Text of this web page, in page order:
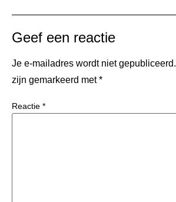
Geef een reactie
Je e-mailadres wordt niet gepubliceerd.
zijn gemarkeerd met*
Reactie *